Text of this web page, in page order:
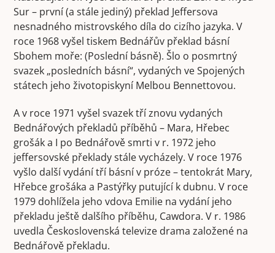
Sur – první (a stále jediný) překlad Jeffersova
nesnadného mistrovského díla do cizího jazyka. V
roce 1968 vyšel tiskem Bednářův překlad básní
Sbohem moře: (Poslední básně). Šlo o posmrtný
svazek „posledních básní“, vydaných ve Spojených
státech jeho životopiskyní Melbou Bennettovou.
A v roce 1971 vyšel svazek tří znovu vydaných
Bednářových překladů příběhů – Mara, Hřebec
grošák a I po Bednářově smrti v r. 1972 jeho
jeffersovské překlady stále vycházely. V roce 1976
vyšlo další vydání tří básní v próze – tentokrát Mary,
Hřebce grošáka a Pastýřky putující k dubnu. V roce
1979 dohlížela jeho vdova Emilie na vydání jeho
překladu ještě dalšího příběhu, Cawdora. V r. 1986
uvedla Československá televize drama založené na
Bednářově překladu.